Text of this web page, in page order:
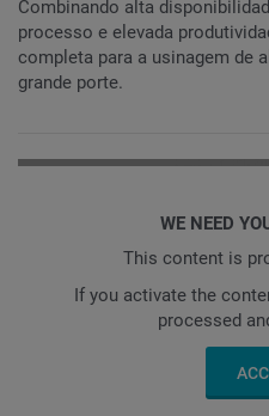
Combinando alta
processo e elevada
completa para a usinagem de
grande porte.
WE NEED
This content is
If you activate the
processed